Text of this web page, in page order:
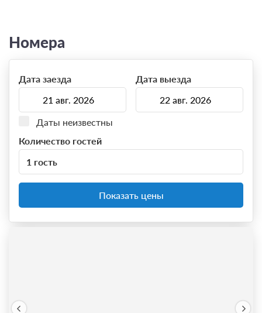
Номера
Дата заезда Дата выезда
Даты неизвестны
Количество гостей
1 гость
Показать цены